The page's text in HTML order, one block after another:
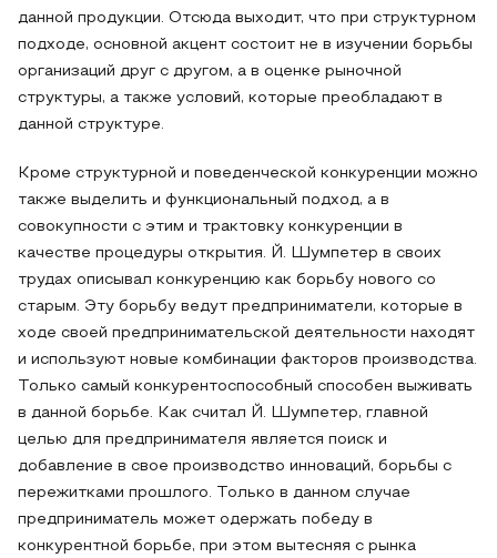
данной продукции. Отсюда выходит, что при структурном
подходе, основной акцент состоит не в изучении борьбы
организаций друг с другом, а в оценке рыночной
структуры, а также условий, которые преобладают в
данной структуре.
Кроме структурной и поведенческой конкуренции можно
также выделить и функциональный подход, а в
совокупности с этим и трактовку конкуренции в
качестве процедуры открытия. Й. Шумпетер в своих
трудах описывал конкуренцию как борьбу нового со
старым. Эту борьбу ведут предприниматели, которые в
ходе своей предпринимательской деятельности находят
и используют новые комбинации факторов производства.
Только самый конкурентоспособный способен выживать
в данной борьбе. Как считал Й. Шумпетер, главной
целью для предпринимателя является поиск и
добавление в свое производство инноваций, борьбы с
пережитками прошлого. Только в данном случае
предприниматель может одержать победу в
конкурентной борьбе, при этом вытесняя с рынка